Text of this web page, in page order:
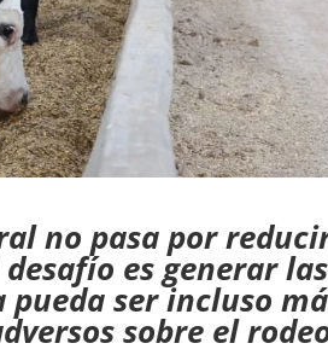
no pasa por
es generar las
ser incluso
sobre el